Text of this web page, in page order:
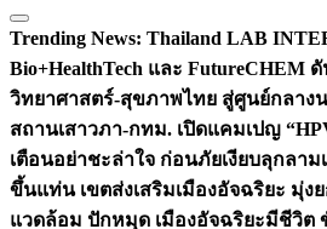
Trending News: Thailand LAB
Bio+HealthTech และ FutureCHEM
วิทยาศาสตร์-สุขภาพไทย สู่ศูนย์กลาง
สถานเสาวภา-กทม. เปิดแคมเปญ
เตือนอย่าชะล่าใจ ก่อนภัยเงียบลุกลาม
ขึ้นแท่น เขตส่งเสริมเมืองอัจฉริยะ มุ่ง
แวดล้อม ปักหมุด เมืองอัจฉริยะมีชีวิต